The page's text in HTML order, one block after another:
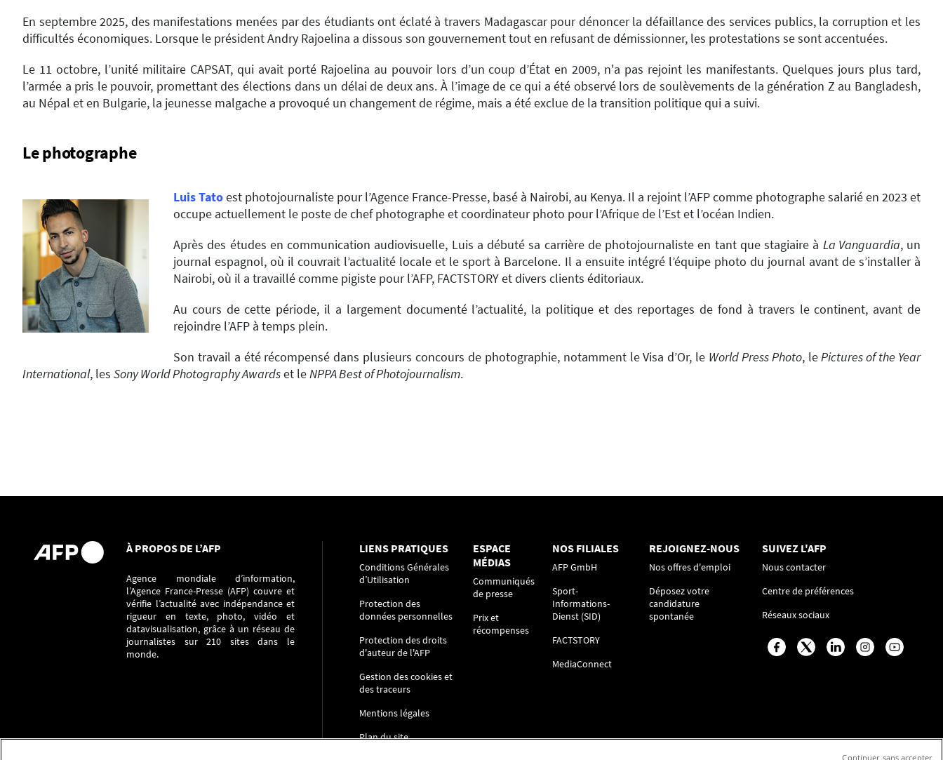
En septembre 2025, des manifestations menées par des étudiants ont éclaté à travers Madagascar pour dénoncer la défaillance des services publics, la corruption et les
difficultés économiques. Lorsque le président Andry Rajoelina a dissous son gouvernement tout en refusant de démissionner, les protestations se sont accentuées.
Le 11 octobre, l’unité militaire CAPSAT, qui avait porté Rajoelina au pouvoir lors d’un coup d’État en 2009, n'a pas rejoint les manifestants. Quelques jours plus tard,
l’armée a pris le pouvoir, promettant des élections dans un délai de deux ans. À l’image de ce qui a été observé lors de soulèvements de la génération Z au Bangladesh,
au Népal et en Bulgarie, la jeunesse malgache a provoqué un changement de régime, mais a été exclue de la transition politique qui a suivi.
Le photographe
Luis Tatoest photojournaliste pour l’Agence France-Presse, basé à Nairobi, au Kenya. Il a rejoint l’AFP comme photographe salarié en 2023 et
occupe actuellement le poste de chef photographe et coordinateur photo pour l’Afrique de l’Est et l’océan Indien.
Après des études en communication audiovisuelle, Luis a débuté sa carrière de photojournaliste en tant que stagiaire à La Vanguardia, un
journal espagnol, où il couvrait l’actualité locale et le sport à Barcelone. Il a ensuite intégré l’équipe photo du journal avant de s’installer à
Nairobi, où il a travaillé comme pigiste pour l’AFP, FACTSTORY et divers clients éditoriaux.
Au cours de cette période, il a largement documenté l’actualité, la politique et des reportages de fond à travers le continent, avant de
rejoindre l’AFP à temps plein.
Son travail a été récompensé dans plusieurs concours de photographie, notamment le Visa d’Or, le World Press Photo, lePictures of the Year
International, les Sony World Photography Awardset leNPPA Best of Photojournalism.
À PROPOS DE L’AFP
Agence mondiale d’information,
l’Agence France-Presse (AFP) couvre et
vérifie l’actualité avec indépendance et
rigueur en texte, photo, vidéo et
datavisualisation, grâce à un réseau de
journalistes sur 210 sites dans le
monde.
LIENS PRATIQUES
Conditions Générales
d’Utilisation
Protection des
données personnelles
Protection des droits
d'auteur de l'AFP
Gestion des cookies et
des traceurs
Mentions légales
Plan du site
ESPACE
MÉDIAS
Communiqués
de presse
Prix et
récompenses
NOS FILIALES
AFP GmbH
Sport-
Informations-
Dienst (SID)
FACTSTORY
MediaConnect
REJOIGNEZ-NOUS
Nos offres d'emploi
Déposez votre
candidature
spontanée
SUIVEZ L'AFP
Nous contacter
Centre de préférences
Réseaux sociaux
Continuer sans accepter